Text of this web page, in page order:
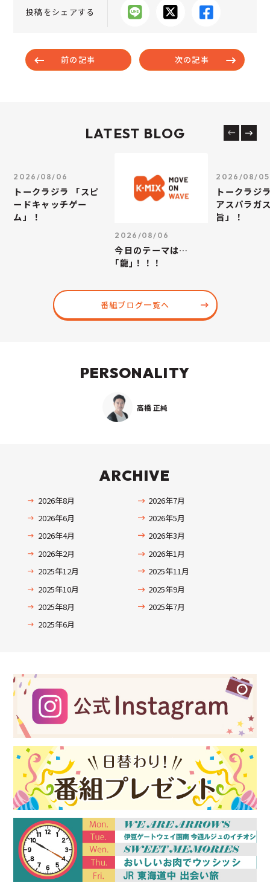
投稿をシェアする
前の記事 次の記事
LATEST BLOG
2026/08/06
トークラジラ 「スピ
ードキャッチゲー
ム」！
2026/08/06
今日のテーマは…
｢龍｣！！！
2026/08/05
トークラジ
アスパラガ
旨」！
番組ブログ一覧へ
PERSONALITY
高橋 正純
ARCHIVE
2026年8月
2026年7月
2026年6月
2026年5月
2026年4月
2026年3月
2026年2月
2026年1月
2025年12月
2025年11月
2025年10月
2025年9月
2025年8月
2025年7月
2025年6月